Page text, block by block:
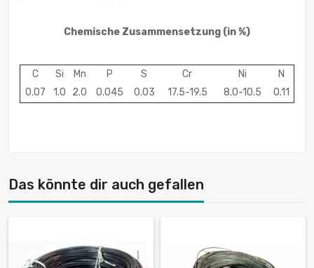
Chemische Zusammensetzung (in %)
C Si Mn P S Cr Ni
N
0.07
1.0 2.0 0.045 0.03 17.5-19.5 8.0-10.5 0.11
Das könnte dir auch gefallen